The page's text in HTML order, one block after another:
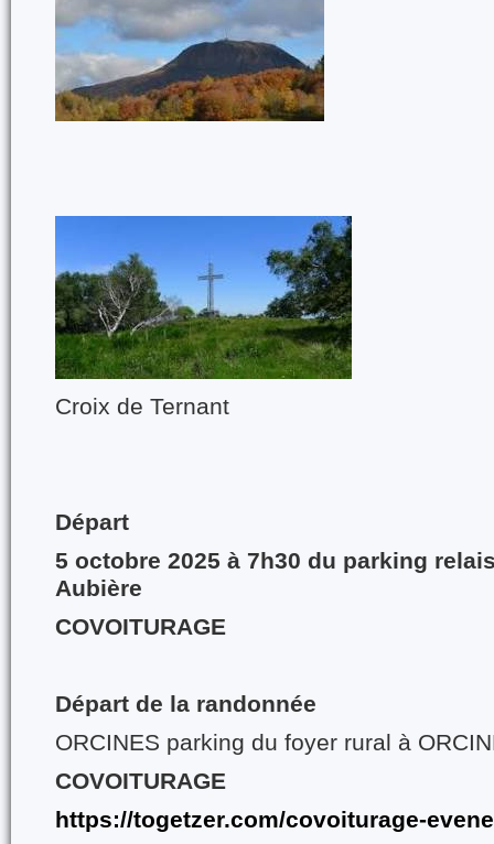
Croix de Ternant
Départ
5 octobre 2025 à 7h30 du parking
Aubière
COVOITURAGE
Départ de la randonnée
ORCINES parking du foyer rural à
COVOITURAGE
https://togetzer.com/covoiturage-